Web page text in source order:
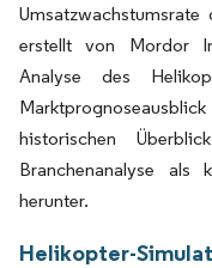
Umsatzwachstumsrate
erstellt von Mordor
Analyse des
historischen
Branchenanalyse als
herunter.
Helikopter-